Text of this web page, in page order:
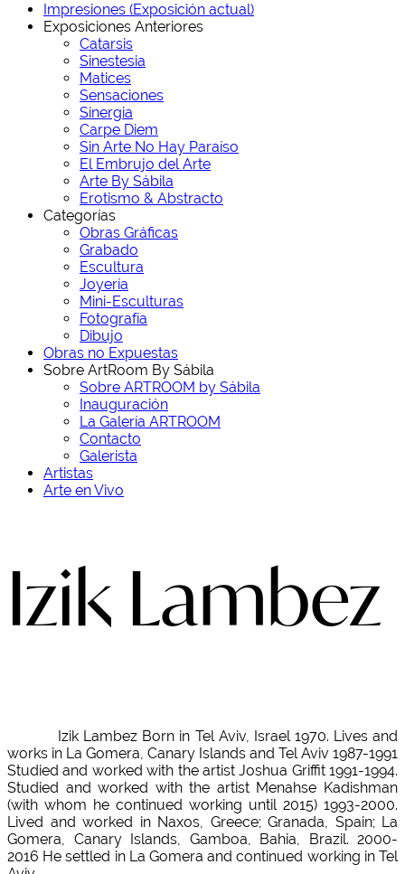
Impresiones (Exposición actual)
Exposiciones Anteriores
Catarsis
Sinestesia
Matices
Sensaciones
Sinergia
Carpe Diem
Sin Arte No Hay Paraíso
El Embrujo del Arte
Arte By Sábila
Erotismo & Abstracto
Categorías
Obras Gráficas
Grabado
Escultura
Joyería
Mini-Esculturas
Fotografía
Dibujo
Obras no Expuestas
Sobre ArtRoom By Sábila
Sobre ARTROOM by Sábila
Inauguración
La Galería ARTROOM
Contacto
Galerista
Artistas
Arte en Vivo
Izik Lambez
Izik Lambez Born in Tel Aviv, Israel 1970. Lives and
works in La Gomera, Canary Islands and Tel Aviv 1987-1991
Studied and worked with the artist Joshua Griffit 1991-1994.
Studied and worked with the artist Menahse Kadishman
(with whom he continued working until 2015) 1993-2000.
Lived and worked in Naxos, Greece; Granada, Spain; La
Gomera, Canary Islands, Gamboa, Bahia, Brazil. 2000-
2016 He settled in La Gomera and continued working in Tel